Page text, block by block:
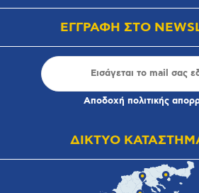
ΕΓΓΡΑΦΗ ΣΤΟ
Αποδοχή πολιτικής
ΔΙΚΤΥΟ